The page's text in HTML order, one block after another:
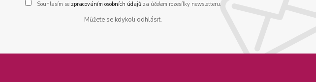
Souhlasím se zpracováním osobních údajůza účelem rozesílky newsletteru.
Můžete se kdykoli odhlásit.